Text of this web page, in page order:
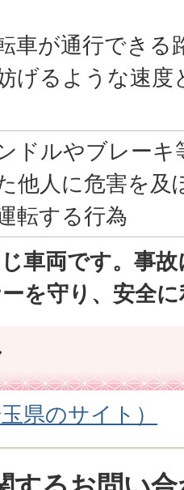
車が通行できる
げるような速度
ドルやブレーキ
他人に危害を及
転する行為
車両です。事
を守り、安全
県のサイト）